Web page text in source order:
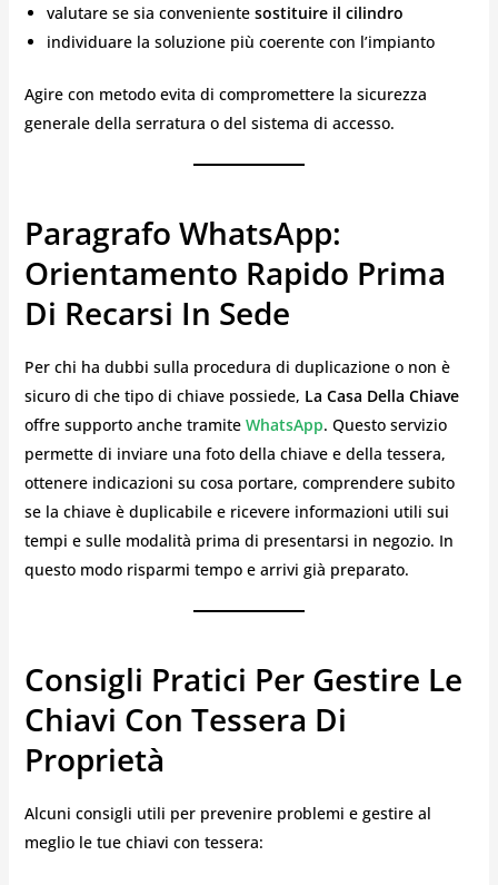
valutare se sia conveniente sostituire il cilindro
individuare la soluzione più coerente con l’impianto
Agire con metodo evita di compromettere la sicurezza
generale della serratura o del sistema di accesso.
Paragrafo WhatsApp:
Orientamento Rapido Prima
Di Recarsi In Sede
Per chi ha dubbi sulla procedura di duplicazione o non è
sicuro di che tipo di chiave possiede, La Casa Della Chiave
offre supporto anche tramite WhatsApp. Questo servizio
permette di inviare una foto della chiave e della tessera,
ottenere indicazioni su cosa portare, comprendere subito
se la chiave è duplicabile e ricevere informazioni utili sui
tempi e sulle modalità prima di presentarsi in negozio. In
questo modo risparmi tempo e arrivi già preparato.
Consigli Pratici Per Gestire Le
Chiavi Con Tessera Di
Proprietà
Alcuni consigli utili per prevenire problemi e gestire al
meglio le tue chiavi con tessera: